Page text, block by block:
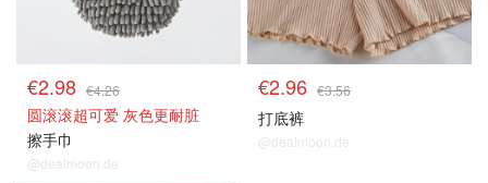
€2.98 €4.26
圆滚滚超可爱 灰色更耐脏
擦手巾
@dealmoon.de
€2.96 €3.56
打底裤
@dealmoon.de